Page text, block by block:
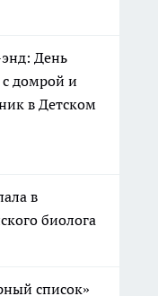
День
домрой и
в Детском
в
биолога
список»